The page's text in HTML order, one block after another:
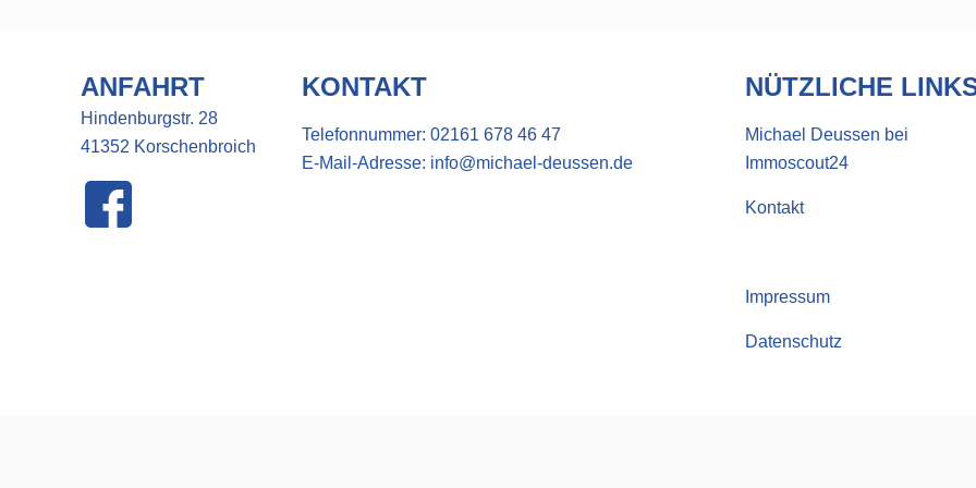
ANFAHRT
Hindenburgstr. 28
41352 Korschenbroich
KONTAKT
Telefonnummer:02161 678 46 47
E-Mail-Adresse: info@michael-deussen.de
NÜTZLICHE
Michael Deussen bei
Immoscout24
Kontakt
Impressum
Datenschutz